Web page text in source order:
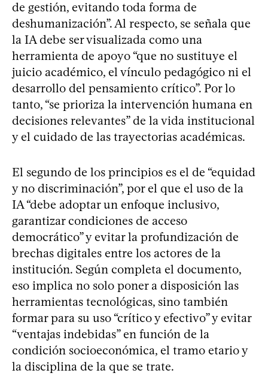
de gestión, evitando toda forma de
deshumanización”. Al respecto, se señala que
la IA debe ser visualizada como una
herramienta de apoyo “que no sustituye el
juicio académico, el vínculo pedagógico ni el
desarrollo del pensamiento crítico”. Por lo
tanto, “se prioriza la intervención humana en
decisiones relevantes” de la vida institucional
y el cuidado de las trayectorias académicas.
El segundo de los principios es el de “equidad
y no discriminación”, por el que el uso de la
IA “debe adoptar un enfoque inclusivo,
garantizar condiciones de acceso
democrático” y evitar la profundización de
brechas digitales entre los actores de la
institución. Según completa el documento,
eso implica no solo poner a disposición las
herramientas tecnológicas, sino también
formar para su uso “crítico y efectivo” y evitar
“ventajas indebidas” en función de la
condición socioeconómica, el tramo etario y
la disciplina de la que se trate.